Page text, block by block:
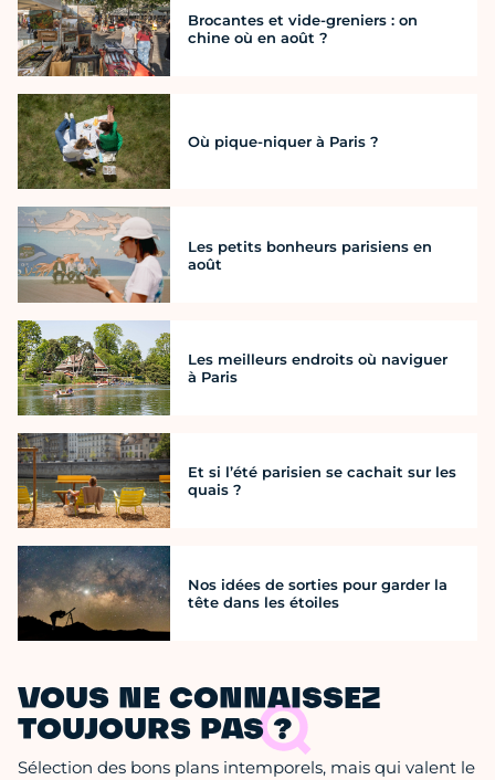
Brocantes et vide-greniers : on
chine où en août ?
Où pique-niquer à Paris ?
Les petits bonheurs parisiens en
août
Les meilleurs endroits où naviguer
à Paris
Et si l’été parisien se cachait sur les
quais ?
Nos idées de sorties pour garder la
tête dans les étoiles
VOUS NE CONNAISSEZ
TOUJOURS PAS ?
Sélection des bons plans intemporels, mais qui valent le